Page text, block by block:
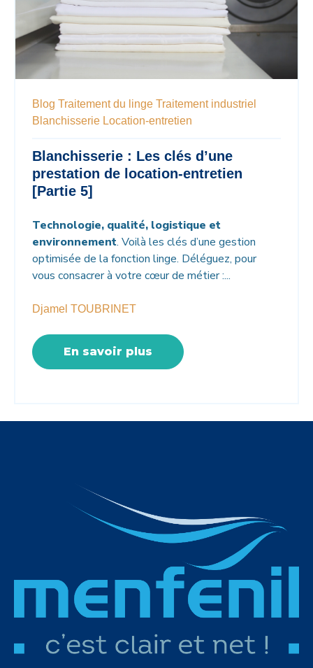
Blog Traitement du linge Traitement industriel
Blanchisserie Location-entretien
Blanchisserie : Les clés d’une
prestation de location-entretien
[Partie 5]
Technologie, qualité, logistique et
environnement. Voilà les clés d’une gestion
optimisée de la fonction linge. Déléguez, pour
vous consacrer à votre cœur de métier :...
Djamel TOUBRINET
En savoir plus